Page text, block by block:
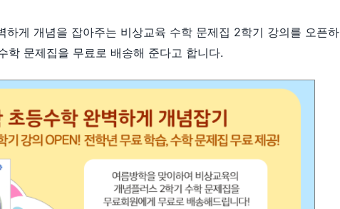
하게 개념을 잡아주는 비상교육 수학 문제집 2학기 강의를 오픈하
학 문제집을 무료로 배송해 준다고 합니다.